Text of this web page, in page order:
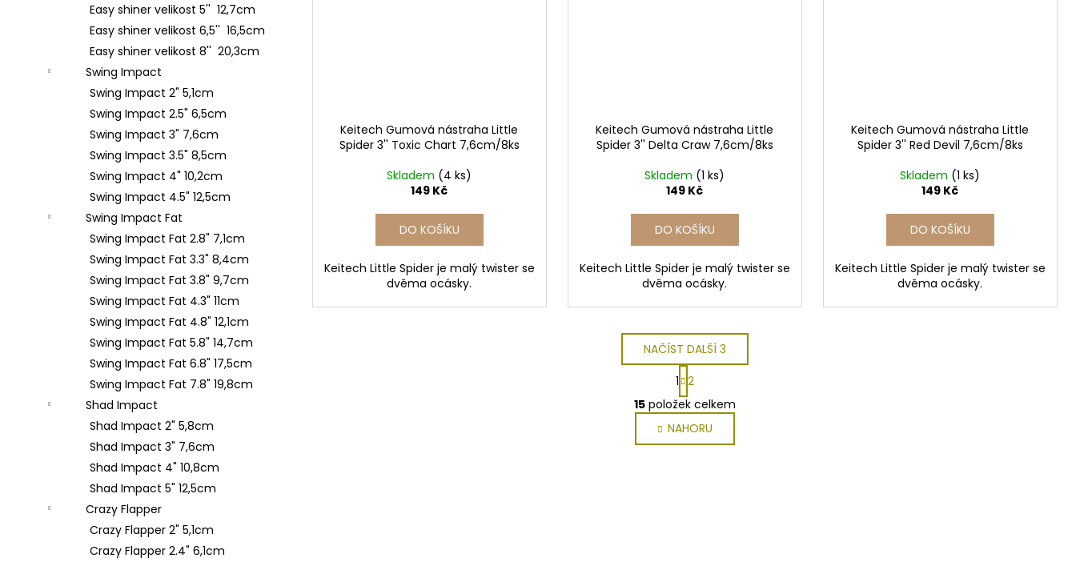
Easy shiner velikost 5'' 12,7cm
Easy shiner velikost 6,5'' 16,5cm
Easy shiner velikost 8'' 20,3cm
Swing Impact
Swing Impact 2" 5,1cm
Swing Impact 2.5" 6,5cm
Swing Impact 3" 7,6cm
Swing Impact 3.5" 8,5cm
Swing Impact 4" 10,2cm
Swing Impact 4.5" 12,5cm
Swing Impact Fat
Swing Impact Fat 2.8" 7,1cm
Swing Impact Fat 3.3" 8,4cm
Swing Impact Fat 3.8" 9,7cm
Swing Impact Fat 4.3" 11cm
Swing Impact Fat 4.8" 12,1cm
Swing Impact Fat 5.8" 14,7cm
Swing Impact Fat 6.8" 17,5cm
Swing Impact Fat 7.8" 19,8cm
Shad Impact
Shad Impact 2" 5,8cm
Shad Impact 3" 7,6cm
Shad Impact 4" 10,8cm
Shad Impact 5" 12,5cm
Crazy Flapper
Crazy Flapper 2" 5,1cm
Crazy Flapper 2.4" 6,1cm
Keitech Gumová nástraha Little
Spider 3'' Toxic Chart 7,6cm/8ks
Skladem (4 ks)
149 Kč
DO KOŠÍKU
Keitech Little Spider je malý twister se
dvěma ocásky.
Keitech Gumová nástraha Little
Spider 3'' Delta Craw 7,6cm/8ks
Skladem (1 ks)
149 Kč
DO KOŠÍKU
Keitech Little Spider je malý twister se
dvěma ocásky.
Keitech Gumová nástraha Little
Spider 3'' Red Devil 7,6cm/8ks
Skladem (1 ks)
149 Kč
DO KOŠÍKU
Keitech Little Spider je malý twister se
dvěma ocásky.
O
v
l
á
NAČÍST DALŠÍ 3
S
t
r
á
n
k
1 2
15položek celkem
NAHORU